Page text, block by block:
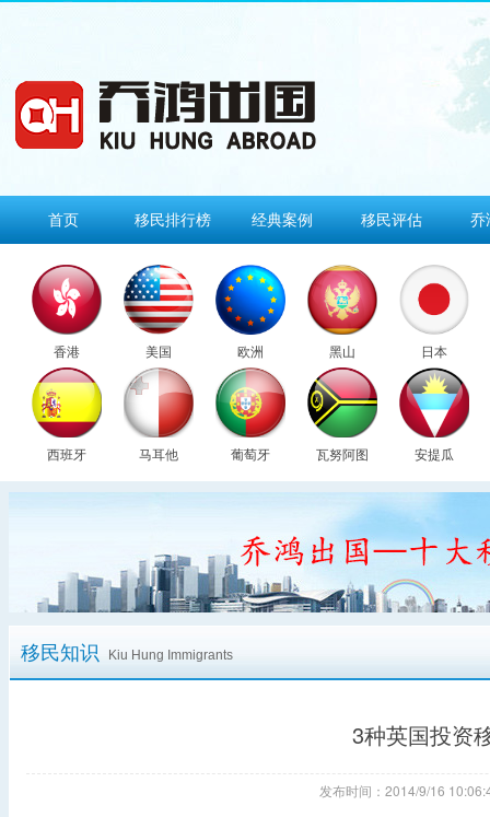
首页 移民排行榜 经典案例 移民评估 乔
香港 美国 欧洲 黑山 日本
西班牙 马耳他 葡萄牙 瓦努阿图 安提瓜
移民知识 Kiu Hung Immigrants
3种英国投资
发布时间：2014/9/16